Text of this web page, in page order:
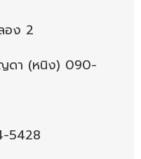
อง 2
ดา (หนิง) 090-
5428